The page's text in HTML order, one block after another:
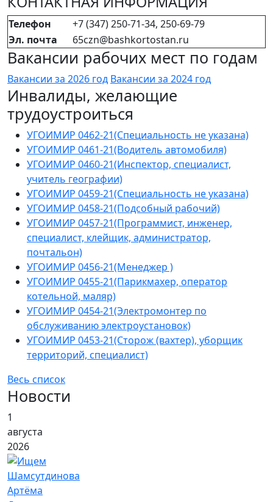
Телефон
+7 (347) 250-71-34, 250-69-79
Эл. почта
65czn@bashkortostan.ru
Вакансии рабочих мест по годам
Вакансии за 2026 год Вакансии за 2024 год
Инвалиды, желающие
трудоустроиться
УГОИМИР 0462-21(Специальность не указана)
УГОИМИР 0461-21(Водитель автомобиля)
УГОИМИР 0460-21(Инспектор, специалист,
учитель географии)
УГОИМИР 0459-21(Специальность не указана)
УГОИМИР 0458-21(Подсобный рабочий)
УГОИМИР 0457-21(Программист, инженер,
специалист, клейщик, администратор,
почтальон)
УГОИМИР 0456-21(Менеджер )
УГОИМИР 0455-21(Парикмахер, оператор
котельной, маляр)
УГОИМИР 0454-21(Электромонтер по
обслуживанию электроустановок)
УГОИМИР 0453-21(Сторож (вахтер), уборщик
территорий, специалист)
Весь список
Новости
1
августа
2026